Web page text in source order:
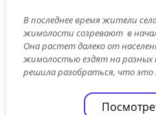
В последнее время жители
жимолости созревают в
Она растет далеко от
жимолостью ездят на
решила разобраться, что это